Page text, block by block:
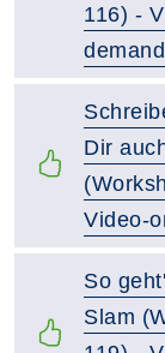
116) -
demand
Dir
Video-
So
Slam